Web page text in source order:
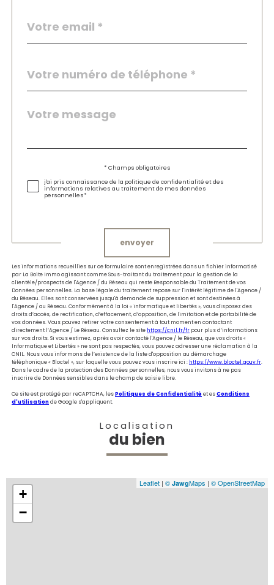
*
*
Fieldset
par
Message
*
* Champs obligatoires
j'ai pris connaissance de la politique de confidentialité et des
informations relatives au traitement de mes données
personnelles*
envoyer
Les informations recueillies sur ce formulaire sont enregistrées dans un fichier informatisé
par La Boite Immo agissant comme Sous-traitant du traitement pour la gestion de la
clientèle/prospects de l'Agence / du Réseau qui reste Responsable du Traitement de vos
Données personnelles. La base légale du traitement repose sur l'intérêt légitime de l'Agence /
du Réseau. Elles sont conservées jusqu'à demande de suppression et sont destinées à
l'Agence / au Réseau. Conformément à la loi « informatique et libertés », vous disposez des
droits d’accès, de rectification, d’effacement, d’opposition, de limitation et de portabilité de
vos données. Vous pouvez retirer votre consentement à tout moment en contactant
directement l’Agence / Le Réseau. Consultez le site https://cnil.fr/fr pour plus d’informations
sur vos droits. Si vous estimez, après avoir contacté l'Agence / le Réseau, que vos droits «
Informatique et Libertés » ne sont pas respectés, vous pouvez adresser une réclamation à la
CNIL. Nous vous informons de l’existence de la liste d'opposition au démarchage
téléphonique « Bloctel », sur laquelle vous pouvez vous inscrire ici : https://www.bloctel.gouv.fr.
Dans le cadre de la protection des Données personnelles, nous vous invitons à ne pas
inscrire de Données sensibles dans le champ de saisie libre.
Ce site est protégé par reCAPTCHA, lesPolitiques de Confidentialitéet esConditions
d'utilisationde Google s'appliquent.
Localisation
du bien
+
−
Leaflet | © JawgMaps | © OpenStreetMap